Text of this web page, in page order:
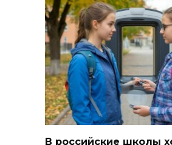
В российские школы